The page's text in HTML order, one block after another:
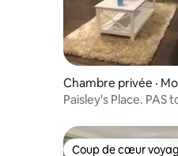
Chambre privée ·
Paisley's Place. PAS
Coup de cœur